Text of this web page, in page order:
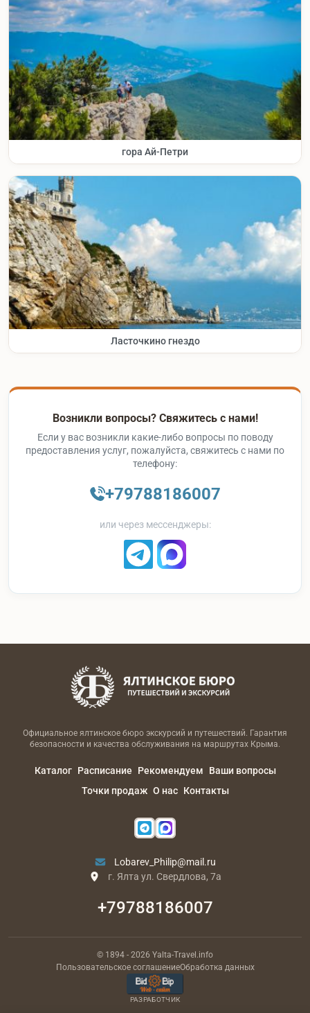
гора Ай-Петри
Ласточкино гнездо
Возникли вопросы? Свяжитесь с нами!
Если у вас возникли какие-либо вопросы по поводу
предоставления услуг, пожалуйста, свяжитесь с нами по
телефону:
+79788186007
или через мессенджеры:
Официальное ялтинское бюро экскурсий и путешествий. Гарантия
безопасности и качества обслуживания на маршрутах Крыма.
Каталог Расписание Рекомендуем
Ваши вопросы
Точки продаж О нас Контакты
Lobarev_Philip@mail.ru
г. Ялта ул. Свердлова, 7а
+79788186007
© 1894 - 2026 Yalta-Travel.info
Пользовательское соглашениеОбработка данных
РАЗРАБОТЧИК